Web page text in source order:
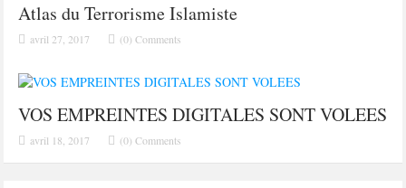
Atlas du Terrorisme Islamiste
avril 27, 2017 (0) Comments
VOS EMPREINTES DIGITALES SONT VOLEES
avril 18, 2017 (0) Comments